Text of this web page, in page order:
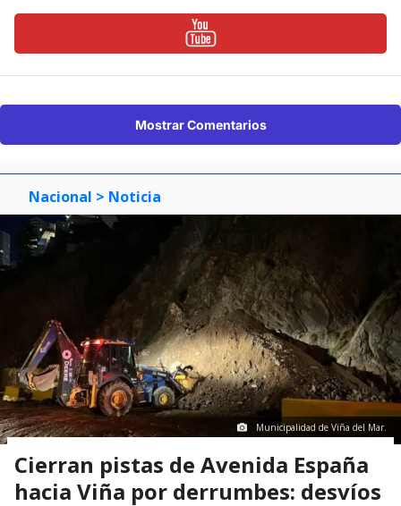
Mostrar Comentarios
Nacional > Noticia
Municipalidad de Viña del Mar.
Cierran pistas de Avenida España
hacia Viña por derrumbes: desvíos